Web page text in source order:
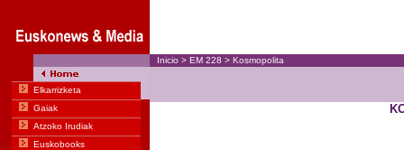
Inicio > EM 228 > Kosmopolita